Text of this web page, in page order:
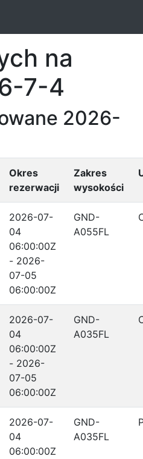
na
7-4
2026-
Okres
rezerwacji
Zakres
wysokości
2026-07-
04
06:00:00Z
- 2026-
07-05
06:00:00Z
GND-
A055FL
2026-07-
04
06:00:00Z
- 2026-
07-05
06:00:00Z
GND-
A035FL
2026-07-
04
06:00:00Z
GND-
A035FL